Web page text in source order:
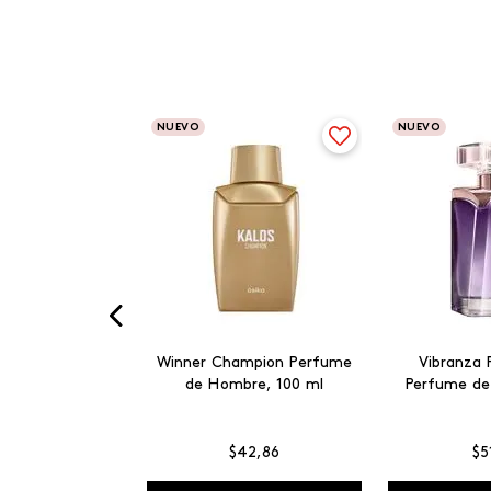
NUEVO
Winner Champion Perfume
de Hombre, 100 ml
$42,86
NUEVO
Vibranza
Perfume
$51